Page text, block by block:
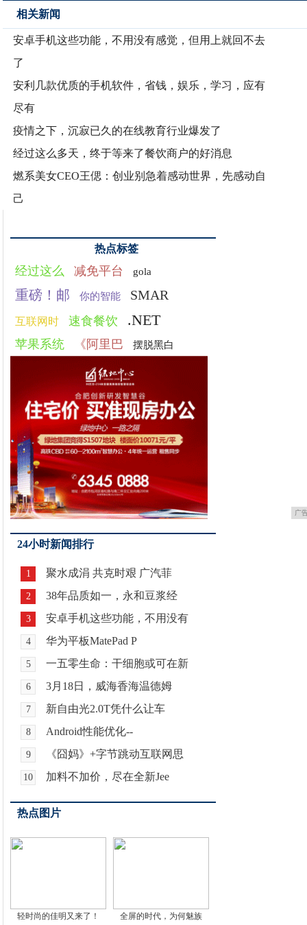
相关新闻
安卓手机这些功能，不用没有感觉，但用上就回不去
了
安利几款优质的手机软件，省钱，娱乐，学习，应有
尽有
疫情之下，沉寂已久的在线教育行业爆发了
经过这么多天，终于等来了餐饮商户的好消息
燃系美女CEO王偲：创业别急着感动世界，先感动自
己
热点标签
经过这么 减免平台 gola
重磅！邮 你的智能 SMAR
互联网时 速食餐饮 .NET
苹果系统 《阿里巴 摆脱黑白
广
24小时新闻排行
1 聚水成涓 共克时艰 广汽菲
2 38年品质如一，永和豆浆经
3 安卓手机这些功能，不用没有
4 华为平板MatePad P
5 一五零生命：干细胞或可在新
6 3月18日，威海香海温德姆
7 新自由光2.0T凭什么让车
8 Android性能优化--
9 《囧妈》+字节跳动互联网思
10 加料不加价，尽在全新Jee
热点图片
轻时尚的佳明又来了！ 全屏的时代，为何魅族